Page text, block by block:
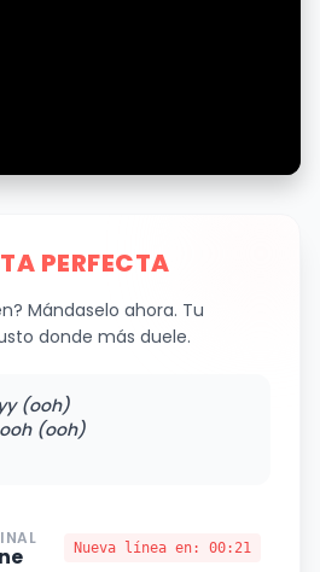
PERFECTA
Mándaselo ahora. Tu
donde más duele.
(ooh)
(ooh)
Nueva línea en: 00:21